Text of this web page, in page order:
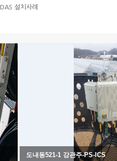
DAS 설치사례
도내동521-1 강관주-PS-ICS